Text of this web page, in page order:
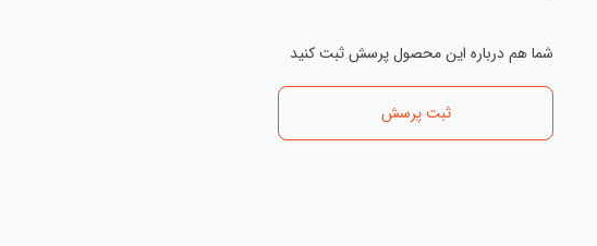
شما هم درباره این محصول پرسش ثبت کنید
ثبت پرسش